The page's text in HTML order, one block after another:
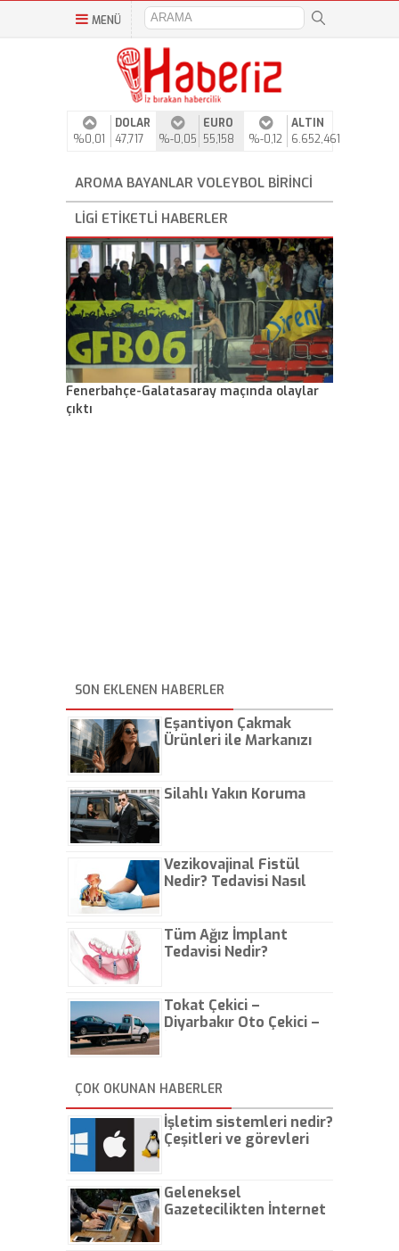
MENÜ
%0,01
DOLAR
47,717
%-0,05
EURO
55,158
%-0,12
ALTIN
6.652,461
AROMA BAYANLAR VOLEYBOL BIRINCI
LIGI ETIKETLI HABERLER
Fenerbahçe-Galatasaray maçında olaylar
çıktı
SON EKLENEN HABERLER
Eşantiyon Çakmak
Ürünleri ile Markanızı
Silahlı Yakın Koruma
Vezikovajinal Fistül
Nedir? Tedavisi Nasıl
Tüm Ağız İmplant
Tedavisi Nedir?
Tokat Çekici –
Diyarbakır Oto Çekici –
ÇOK OKUNAN HABERLER
İşletim sistemleri nedir?
Çeşitleri ve görevleri
Geleneksel
Gazetecilikten İnternet